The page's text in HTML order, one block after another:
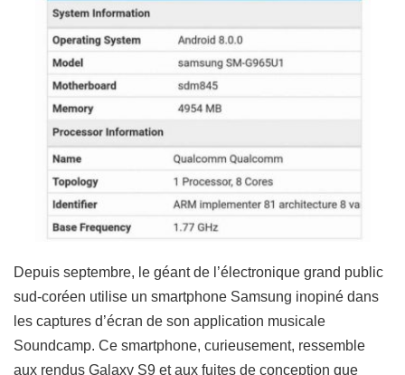
Depuis septembre, le géant de l’électronique grand public
sud-coréen utilise un smartphone Samsung inopiné dans
les captures d’écran de son application musicale
Soundcamp. Ce smartphone, curieusement, ressemble
aux rendus Galaxy S9 et aux fuites de conception que